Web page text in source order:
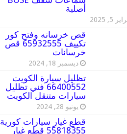
أصلية
5, 2025
قص خرسانه وفتح كور
تكييف 65932555 قص
خرسانات
ديسمبر 18, 2024
تظليل سيارة الكويت
66400552 فني تظليل
سيارات متنقل الكويت
يونيو 28, 2024
قطع غيار سيارات كورية
55818355 قطع غيار